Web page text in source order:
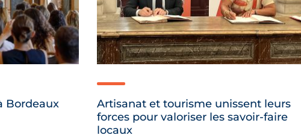
Bordeaux
Artisanat et tourisme unissent leurs
forces pour valoriser les savoir-faire
locaux